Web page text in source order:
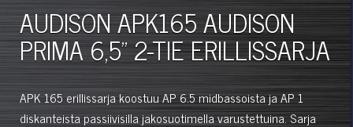
AUDISON APK165 AUDISON
PRIMA 6,5" 2-TIE ERILLISSARJA
APK 165 erillissarja koostuu AP 6.5 midbassoista ja AP 1
diskanteista passiivisilla jakosuotimella varustettuina. Sarja